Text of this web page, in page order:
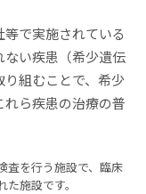
で実施されている
ない疾患（希少遺伝
組むことで、希少
ら疾患の治療の普
査を行う施設で、臨床
施設です。